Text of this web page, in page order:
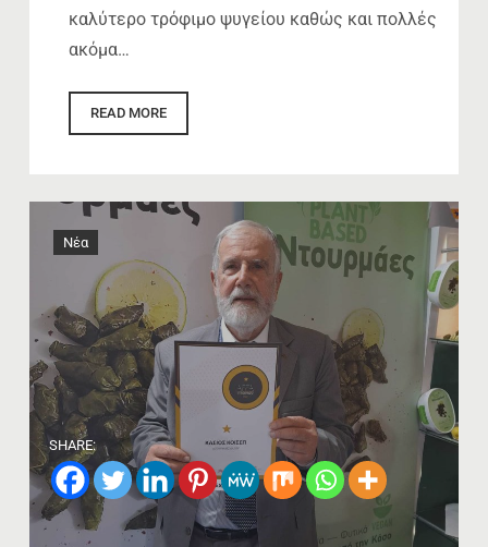
καλύτερο τρόφιμο ψυγείου καθώς και πολλές
ακόμα…
READ MORE
Νέα
SHARE: